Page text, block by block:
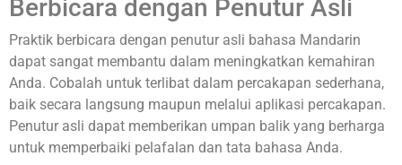
Berbicara dengan Penutur Asli
Praktik berbicara dengan penutur asli bahasa Mandarin
dapat sangat membantu dalam meningkatkan kemahiran
Anda. Cobalah untuk terlibat dalam percakapan sederhana,
baik secara langsung maupun melalui aplikasi percakapan.
Penutur asli dapat memberikan umpan balik yang berharga
untuk memperbaiki pelafalan dan tata bahasa Anda.